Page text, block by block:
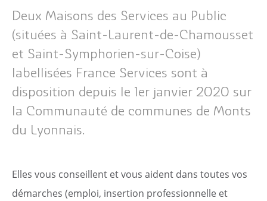
Deux Maisons des Services au Public
(situées à Saint-Laurent-de-Chamousset
et Saint-Symphorien-sur-Coise)
labellisées France Services sont à
disposition depuis le 1er janvier 2020 sur
la Communauté de communes de Monts
du Lyonnais.
Elles vous conseillent et vous aident dans toutes vos
démarches (emploi, insertion professionnelle et